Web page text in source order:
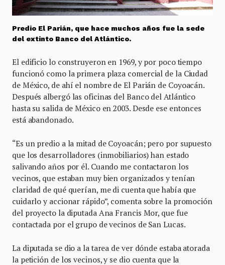
Predio El Parián, que hace muchos años fue la sede
del extinto Banco del Atlántico.
El edificio lo construyeron en 1969, y por poco tiempo
funcionó como la primera plaza comercial de la Ciudad
de México, de ahí el nombre de El Parián de Coyoacán.
Después albergó las oficinas del Banco del Atlántico
hasta su salida de México en 2003. Desde ese entonces
está abandonado.
“Es un predio a la mitad de Coyoacán; pero por supuesto
que los desarrolladores (inmobiliarios) han estado
salivando años por él. Cuando me contactaron los
vecinos, que estaban muy bien organizados y tenían
claridad de qué querían, me di cuenta que había que
cuidarlo y accionar rápido”, comenta sobre la promoción
del proyecto la diputada Ana Francis Mor, que fue
contactada por el grupo de vecinos de San Lucas.
La diputada se dio a la tarea de ver dónde estaba atorada
la petición de los vecinos, y se dio cuenta que la